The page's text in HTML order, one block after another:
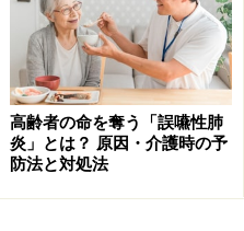
に入るのであれば、介護
。それでも、手に入りに
場合には、離乳食を購入
しています。現在の嚥下レ
じ程度になるかは、「介護
使い方」の表に示してあ
ください。
高齢者の命を奪う「誤嚥性肺
炎」とは？ 原因・介護時の予
防法と対処法